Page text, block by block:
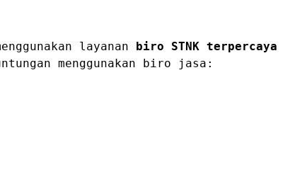
layanan biro STNK terpercaya
menggunakan biro jasa: